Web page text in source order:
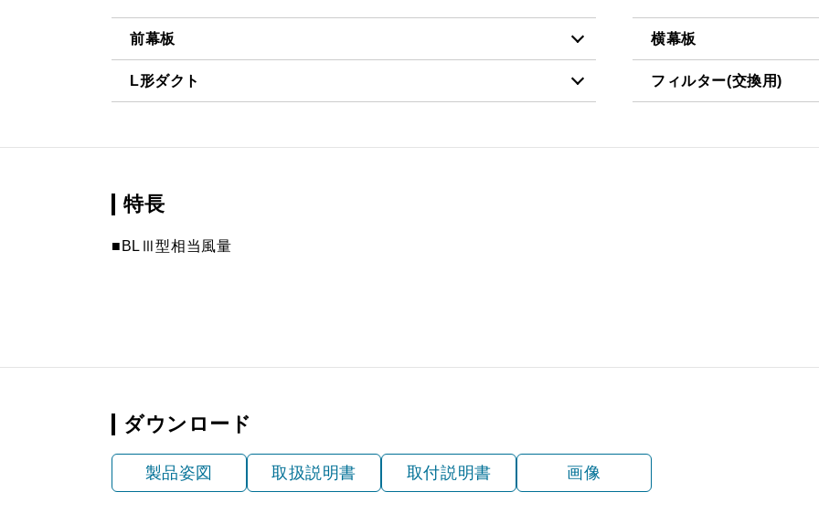
前幕板
L形ダクト
横幕板
フィルター(交換用)
特長
■BLⅢ型相当風量
ダウンロード
製品姿図 取扱説明書 取付説明書 画像